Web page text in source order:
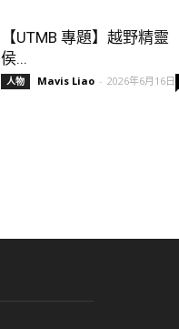
【UTMB 專題】越野精靈
侯...
人物 Mavis Liao - 2026年6月16日